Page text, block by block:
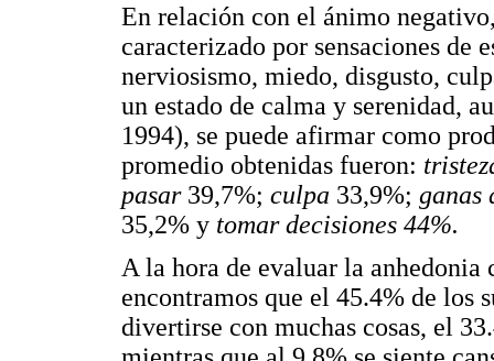
En relación con el ánimo
caracterizado por sensaciones de
nerviosismo, miedo, disgusto,
un estado de calma y serenidad,
1994), se puede afirmar como
promedio obtenidas fueron:
pasar 39,7%; culpa 33,9%;
35,2% y tomar decisiones 44%.
A la hora de evaluar la
encontramos que el 45.4% de los
divertirse con muchas cosas, el